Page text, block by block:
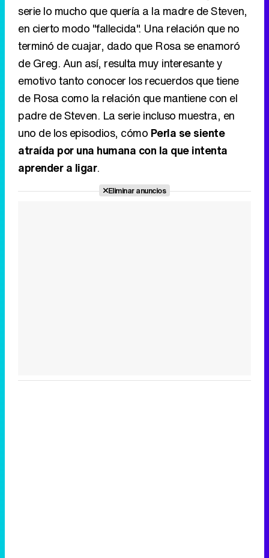
serie lo mucho que quería a la madre de Steven,
en cierto modo "fallecida". Una relación que no
terminó de cuajar, dado que Rosa se enamoró
de Greg. Aun así, resulta muy interesante y
emotivo tanto conocer los recuerdos que tiene
de Rosa como la relación que mantiene con el
padre de Steven. La serie incluso muestra, en
uno de los episodios, cómo Perla se siente
atraída por una humana con la que intenta
aprender a ligar.
Eliminar anuncios